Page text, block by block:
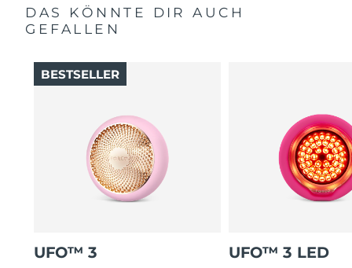
DAS KÖNNTE DIR AUCH
GEFALLEN
UFO™ 3
BESTSELLER
UFO™ 3 LED